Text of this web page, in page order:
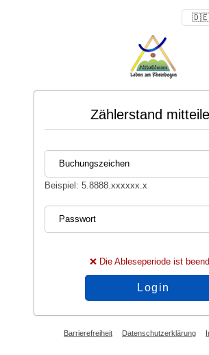
Zählerstand
Buchungszeichen
Beispiel: 5.8888.xxxxxx.x
Passwort
❌ Die Ableseperiode ist
Login
Barrierefreiheit Datenschutzerklärung